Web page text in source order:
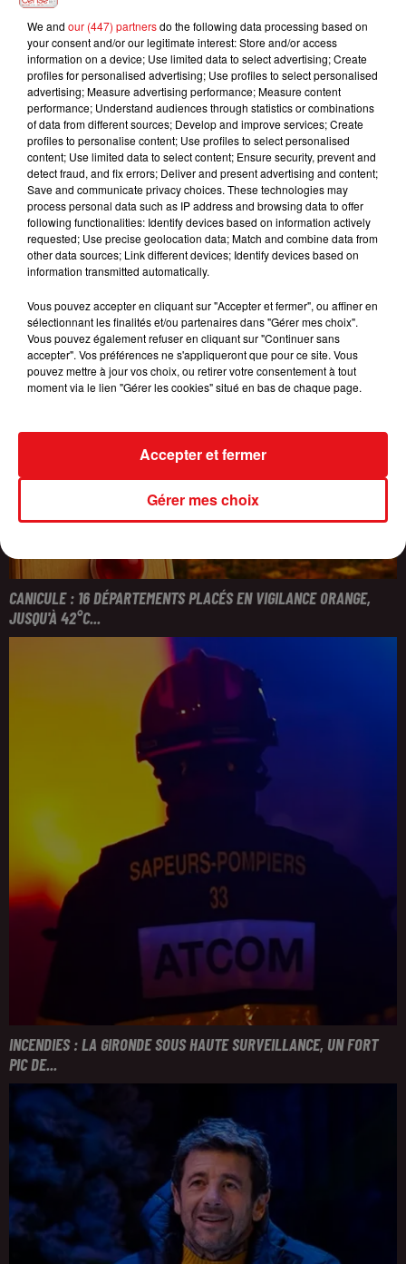
INCENDIES : 184 PERSONNES INTERPELLÉES DEPUIS DÉBUT
JUILLET, DES...
CANICULE : 16 DÉPARTEMENTS PLACÉS EN VIGILANCE ORANGE,
JUSQU'À 42°C...
INCENDIES : LA GIRONDE SOUS HAUTE SURVEILLANCE, UN FORT
PIC DE...
We and our (447) partnersdo the following data processing based on
your consent and/or our legitimate interest: Store and/or access
information on a device; Use limited data to select advertising; Create
profiles for personalised advertising; Use profiles to select personalised
advertising; Measure advertising performance; Measure content
performance; Understand audiences through statistics or combinations
of data from different sources; Develop and improve services; Create
profiles to personalise content; Use profiles to select personalised
content; Use limited data to select content; Ensure security, prevent and
detect fraud, and fix errors; Deliver and present advertising and content;
Save and communicate privacy choices. These technologies may
process personal data such as IP address and browsing data to offer
following functionalities: Identify devices based on information actively
requested; Use precise geolocation data; Match and combine data from
other data sources; Link different devices; Identify devices based on
information transmitted automatically.
Vous pouvez accepter en cliquant sur "Accepter et fermer", ou affiner en
sélectionnant les finalités et/ou partenaires dans "Gérer mes choix".
Vous pouvez également refuser en cliquant sur "Continuer sans
accepter". Vos préférences ne s'appliqueront que pour ce site. Vous
pouvez mettre à jour vos choix, ou retirer votre consentement à tout
moment via le lien "Gérer les cookies" situé en bas de chaque page.
Gérer mes choix
Accepter et fermer